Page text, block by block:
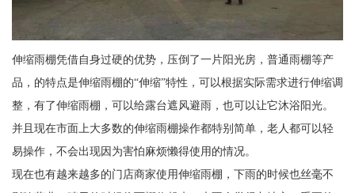
伸缩雨棚凭借自身过硬的优势，压倒了一片阳光房，普通雨棚等产
品，的特点是伸缩雨棚的“伸缩”特性，可以根据实际需求进行伸缩调
整，有了伸缩雨棚，可以给露台遮风避雨，也可以让它沐浴阳光。
并且现在市面上大多数的伸缩雨棚操作都特别简单，老人都可以轻
易操作，不会出现因为害怕麻烦懒得使用的情况。
现在也有越来越多的门店商家使用伸缩雨棚，下雨的时候也丝毫不